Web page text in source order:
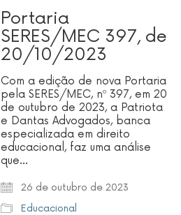
Portaria
SERES/MEC 397, de
20/10/2023
Com a edição de nova Portaria
pela SERES/MEC, nº 397, em 20
de outubro de 2023, a Patriota
e Dantas Advogados, banca
especializada em direito
educacional, faz uma análise
que…
26 de outubro de 2023
Educacional